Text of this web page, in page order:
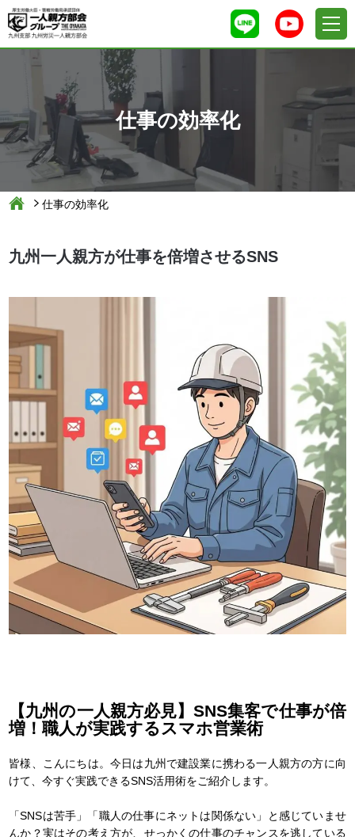
仕事の効率化
仕事の効率化
九州一人親方が仕事を倍増させるSNS
【九州の一人親方必見】SNS集客で仕事が倍
増！職人が実践するスマホ営業術
皆様、こんにちは。今日は九州で建設業に携わる一人親方の方に向
けて、今すぐ実践できるSNS活用術をご紹介します。
「SNSは苦手」「職人の仕事にネットは関係ない」と感じていませ
んか？実はその考え方が、せっかくの仕事のチャンスを逃している